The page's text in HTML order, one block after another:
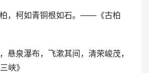
，柯如青铜根如石。——《古柏
悬泉瀑布，飞漱其间，清荣峻茂，
峡》